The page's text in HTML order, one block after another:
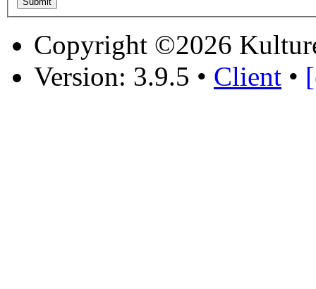
Copyright ©2026
Version: 3.9.5 • Client •